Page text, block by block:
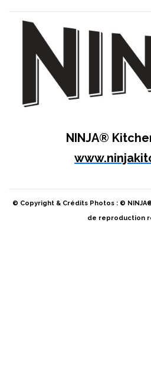
NINJA®
© Copyright & Crédits Photos : ©
de reproduction